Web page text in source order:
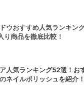
ウおすすめ人気ランキン
り商品を徹底比較！
人気ランキング52選！お
ネイルポリッシュを紹介！